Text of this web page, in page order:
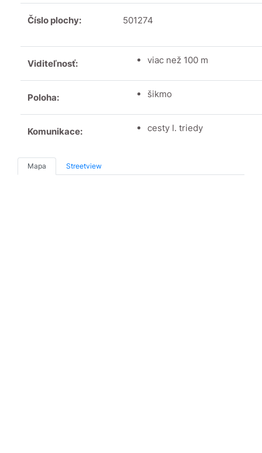
Číslo plochy: 501274
Viditeľnosť: viac než 100 m
Poloha: šikmo
Komunikace: cesty I. triedy
Mapa Streetview